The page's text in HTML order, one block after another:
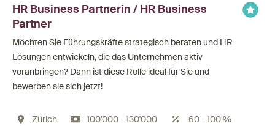
HR Business Partnerin / HR Business
Partner
Möchten Sie Führungskräfte strategisch beraten und HR-
Lösungen entwickeln, die das Unternehmen aktiv
voranbringen? Dann ist diese Rolle ideal für Sie und
bewerben sie sich jetzt!
Zürich 100'000 - 130'000 60 - 100 %